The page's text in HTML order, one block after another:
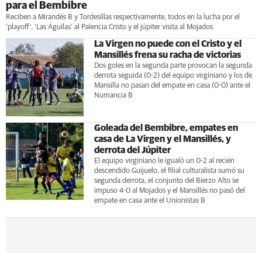
para el Bembibre
Reciben a Mirandés B y Tordesillas respectivamente, todos en la lucha por el
'playoff', ‘Las Águilas’ al Palencia Cristo y el júpiter visita al Mojados
La Virgen no puede con el Cristo y el
Mansillés frena su racha de victorias
Dos goles en la segunda parte provocan la segunda
derrota seguida (0-2) del equipo virginiano y los de
Mansilla no pasan del empate en casa (0-0) ante el
Numancia B
Goleada del Bembibre, empates en
casa de La Virgen y el Mansillés, y
derrota del Júpiter
El equipo virginiano le igualó un 0-2 al recién
descendido Guijuelo, el filial culturalista sumó su
segunda derrota, el conjunto del Bierzo Alto se
impuso 4-0 al Mojados y el Mansillés no pasó del
empate en casa ante el Unionistas B